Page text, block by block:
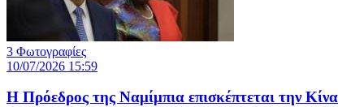
3 Φωτογραφίες
10/07/2026 15:59
Η Πρόεδρος της Ναμίμπια επισκέπτεται την Κίνα